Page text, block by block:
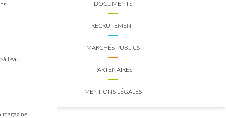
l'eau
magazine
DOCUMENTS
RECRUTEMENT
MARCHÉS PUBLICS
PARTENAIRES
MENTIONS LÉGALES